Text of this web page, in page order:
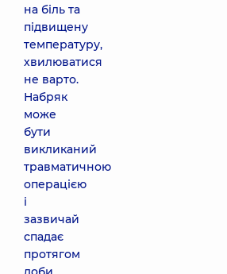
на біль та
підвищену
температуру,
хвилюватися
не варто.
Набряк
може
бути
викликаний
травматичною
операцією
і
зазвичай
спадає
протягом